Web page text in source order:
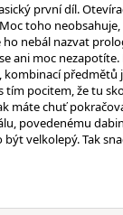
první díl.
toho
ho nebál nazvat
ani moc nezapotíte.
předmětů
tím pocitem, že tu
máte chuť
povedenému
velkolepý. Tak